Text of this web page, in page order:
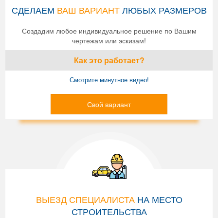
СДЕЛАЕМ ВАШ ВАРИАНТЛЮБЫХ РАЗМЕРОВ
Создадим любое индивидуальное решение по Вашим
чертежам или эскизам!
Как это работает?
Смотрите минутное видео!
Свой вариант
ВЫЕЗД СПЕЦИАЛИСТАНА МЕСТО
СТРОИТЕЛЬСТВА